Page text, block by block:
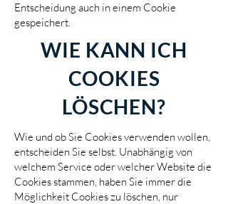
Entscheidung auch in einem Cookie
gespeichert.
WIE KANN ICH
COOKIES
LÖSCHEN?
Wie und ob Sie Cookies verwenden wollen,
entscheiden Sie selbst. Unabhängig von
welchem Service oder welcher Website die
Cookies stammen, haben Sie immer die
Möglichkeit Cookies zu löschen, nur